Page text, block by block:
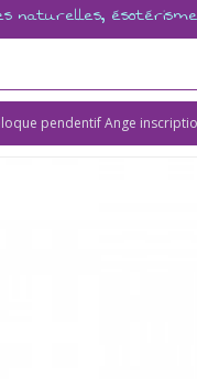
naturelles,
pendentif Ange